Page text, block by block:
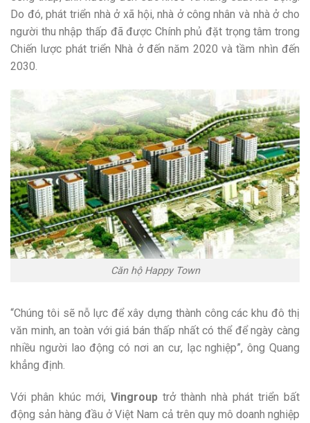
Do đó, phát triển nhà ở xã hội, nhà ở công nhân và nhà ở cho
người thu nhập thấp đã được Chính phủ đặt trọng tâm trong
Chiến lược phát triển Nhà ở đến năm 2020 và tầm nhìn đến
2030.
Căn hộ Happy Town
“Chúng tôi sẽ nỗ lực để xây dựng thành công các khu đô thị
văn minh, an toàn với giá bán thấp nhất có thể để ngày càng
nhiều người lao động có nơi an cư, lạc nghiệp”, ông Quang
khẳng định.
Với phân khúc mới, Vingroup trở thành nhà phát triển bất
động sản hàng đầu ở Việt Nam cả trên quy mô doanh nghiệp